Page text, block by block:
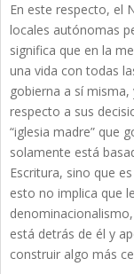
En este respecto, el
locales autónomas
significa que en la
una vida con todas
gobierna a sí
respecto a sus
“iglesia madre” que
solamente está
Escritura, sino que
esto no implica que
está detrás de él y
construir algo más